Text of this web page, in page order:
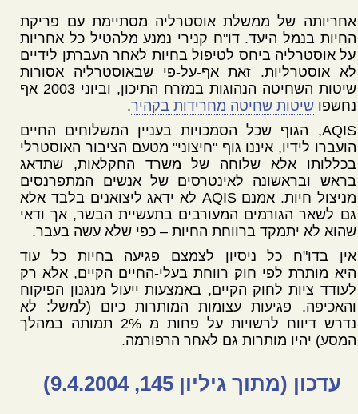
אחריותה של ממשלת אוסטרליה מסתיימת עם פריקת
החיות בנמל היעד. דו"ח קנירי נמנע מלהטיל כל אחריות
על אוסטרליה ביחס לטיפול בחיות לאחר העברתן לידיים
לא אוסטרליות. זאת אף-על-פי שבאוסטרליה אסורות
שיטות השחיטה הנהוגות במזרח התיכון, וביוני 2003 אף
נחשפושיטות שחיטה מחרידות בקהיר.
AQIS, הגוף שכל הסמכויות בעניין המשלוחים החיים
הועברו לידיו, איננו גוף "חיצוני" מטעם הציבור האוסטרלי
בכללותו אלא שלוחה של משרד החקלאות, שתדאג
בראש ובראשונה לאינטרסים של אנשים המתפרנסים
מניצול חיות. אמנם AQIS לא ידאג ליצואנים בלבד אלא
גם לשאר הגורמים המעורבים בתעשיית הבשר, אך ודאי
שהוא לא יתמקד ברווחת החיות – כפי שלא עשה בעבר.
אין בדו"ח כל ניסיון לצמצם פגיעה בחיות כל עוד
היא מותרת לפי חוק רווחת בעלי-החיים הקיים, אלא רק
לעודד ציות לחוק הקיים, באמצעות ייעול מנגנון הפיקוח
והאכיפה. פגיעות עצומות המותרות כיום (למשל: לא
נדרש דיווח לרשויות על פחות מ 2% תמותה במהלך
המסע) יהיו מותרות גם לאחר הרפורמה.
עדכון (מתוך גיליון 145, 9.4.2004)